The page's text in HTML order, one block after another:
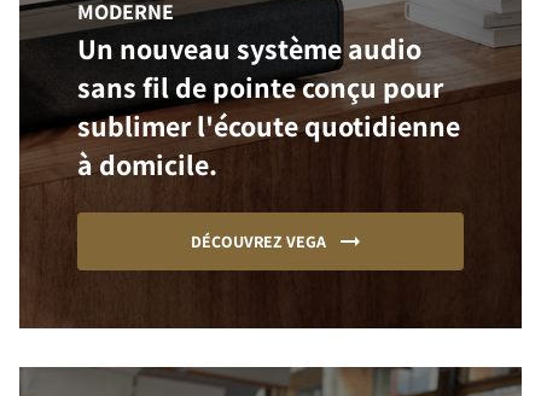
MODERNE
Un nouveau système audio
sans fil de pointe conçu pour
sublimer l'écoute quotidienne
à domicile.
DÉCOUVREZ VEGA